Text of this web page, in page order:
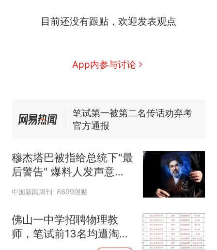
目前还没有跟贴，欢迎发表观点
App内参与讨论
5060元才肯搬上楼！女子傻眼
佛山一中学招聘物理教师，笔
热 那个在床头放菜刀的女孩，
因老师一句“跟我回家”改写了
穆杰塔巴被指给总统下"最
后警告" 爆料人发声意味
深长
中国新闻周刊 8699跟贴
佛山一中学招聘物理教
师，笔试前13名均遭淘
汰？教育局：已叫停招